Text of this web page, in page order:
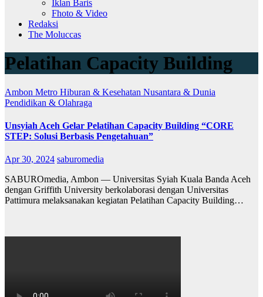
Iklan Baris
Fhoto & Video
Redaksi
The Moluccas
Pelatihan Capacity Building
Ambon Metro Hiburan & Kesehatan Nusantara & Dunia
Pendidikan & Olahraga
Unsyiah Aceh Gelar Pelatihan Capacity Building “CORE
STEP: Solusi Berbasis Pengetahuan”
Apr 30, 2024 saburomedia
SABUROmedia, Ambon — Universitas Syiah Kuala Banda Aceh
dengan Griffith University berkolaborasi dengan Universitas
Pattimura melaksanakan kegiatan Pelatihan Capacity Building…